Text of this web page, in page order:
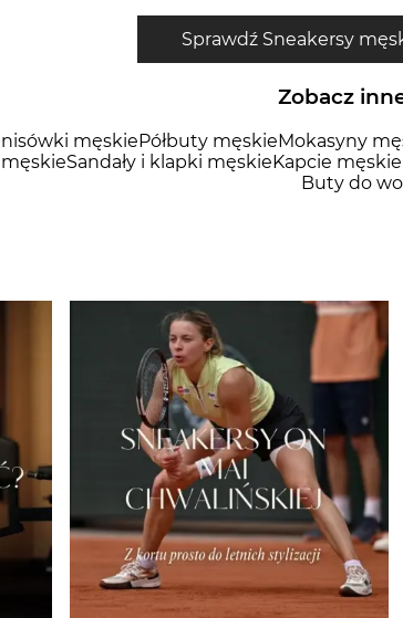
Zobacz
męskiePółbuty męskieMokasyny
Sandały i klapki męskieKapcie męskie
Buty do